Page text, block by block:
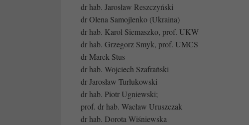
dr hab. Jarosław Reszczyński
dr Olena Samojlenko (Ukraina)
dr hab. Karol Siemaszko, prof. UKW
dr hab. Grzegorz Smyk, prof. UMCS
dr Marek Stus
dr hab. Wojciech Szafrański
dr Jarosław Turłukowski
dr hab. Piotr Ugniewski;
prof. dr hab. Wacław Uruszczak
dr hab. Dorota Wiśniewska